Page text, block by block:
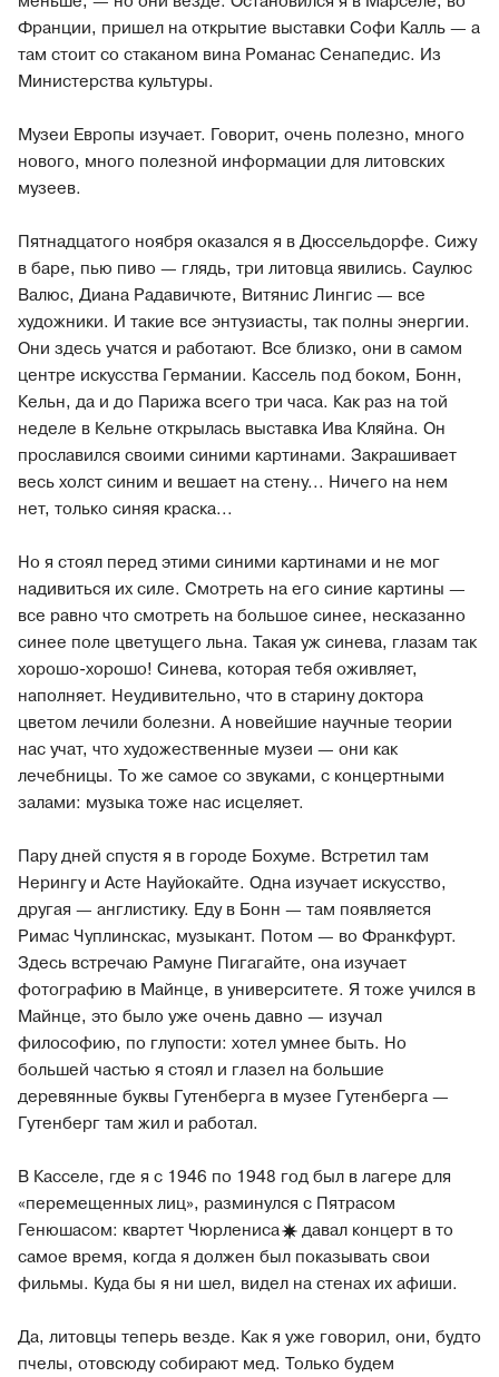
Франции, пришел на открытие выставки Софи Калль — а
там стоит со стаканом вина Романас Сенапедис. Из
Министерства культуры.
Музеи Европы изучает. Говорит, очень полезно, много
нового, много полезной информации для литовских
музеев.
Пятнадцатого ноября оказался я в Дюссельдорфе. Сижу
в баре, пью пиво — глядь, три литовца явились. Саулюс
Валюс, Диана Радавичюте, Витянис Лингис — все
художники. И такие все энтузиасты, так полны энергии.
Они здесь учатся и работают. Все близко, они в самом
центре искусства Германии. Кассель под боком, Бонн,
Кельн, да и до Парижа всего три часа. Как раз на той
неделе в Кельне открылась выставка Ива Кляйна. Он
прославился своими синими картинами. Закрашивает
весь холст синим и вешает на стену... Ничего на нем
нет, только синяя краска...
Но я стоял перед этими синими картинами и не мог
надивиться их силе. Смотреть на его синие картины —
все равно что смотреть на большое синее, несказанно
синее поле цветущего льна. Такая уж синева, глазам так
хорошо-хорошо! Синева, которая тебя оживляет,
наполняет. Неудивительно, что в старину доктора
цветом лечили болезни. А новейшие научные теории
нас учат, что художественные музеи — они как
лечебницы. То же самое со звуками, с концертными
залами: музыка тоже нас исцеляет.
Пару дней спустя я в городе Бохуме. Встретил там
Нерингу и Асте Науйокайте. Одна изучает искусство,
другая — англистику. Еду в Бонн — там появляется
Римас Чуплинскас, музыкант. Потом — во Франкфурт.
Здесь встречаю Рамуне Пигагайте, она изучает
фотографию в Майнце, в университете. Я тоже учился в
Майнце, это было уже очень давно — изучал
философию, по глупости: хотел умнее быть. Но
большей частью я стоял и глазел на большие
деревянные буквы Гутенберга в музее Гутенберга —
Гутенберг там жил и работал.
В Касселе, где я с 1946 по 1948 год был в лагере для
«перемещенных лиц», разминулся с Пятрасом
Генюшасом: квартетЧюрлениса
давал концерт в то
самое время, когда я должен был показывать свои
фильмы. Куда бы я ни шел, видел на стенах их афиши.
Да, литовцы теперь везде. Как я уже говорил, они, будто
пчелы, отовсюду собирают мед. Только будем